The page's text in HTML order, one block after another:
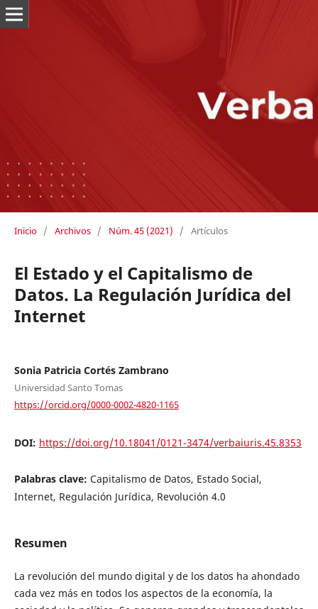
Inicio / Archivos / Núm. 45 (2021) / Artículos
El Estado y el Capitalismo de
Datos. La Regulación Jurídica del
Internet
Sonia Patricia Cortés Zambrano
Universidad Santo Tomas
https://orcid.org/0000-0002-4820-1165
DOI: https://doi.org/10.18041/0121-3474/verbaiuris.45.8353
Palabras clave: Capitalismo de Datos, Estado Social,
Internet, Regulación Jurídica, Revolución 4.0
Resumen
La revolución del mundo digital y de los datos ha ahondado
cada vez más en todos los aspectos de la economía, la